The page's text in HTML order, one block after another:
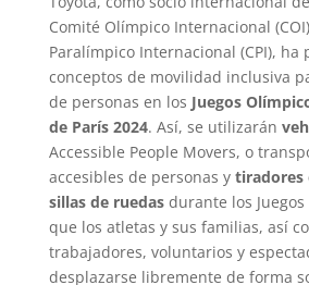
Comité Olímpico Internacional
Paralímpico Internacional (CPI), ha
conceptos de movilidad inclusiva
de personas en los Juegos
de París 2024. Así, se utilizarán
Accessible People Movers, o
accesibles de personas y tiradores
sillas de ruedasdurante los
que los atletas y sus familias, así
trabajadores, voluntarios y
desplazarse libremente de forma